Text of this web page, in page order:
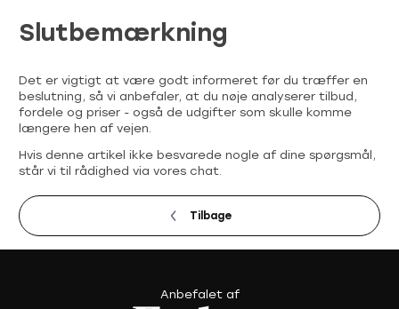
Slutbemærkning
Det er vigtigt at være godt informeret før du træffer en
beslutning, så vi anbefaler, at du nøje analyserer tilbud,
fordele og priser - også de udgifter som skulle komme
længere hen af vejen.
Hvis denne artikel ikke besvarede nogle af dine spørgsmål,
står vi til rådighed via vores chat.
Tilbage
Anbefalet af